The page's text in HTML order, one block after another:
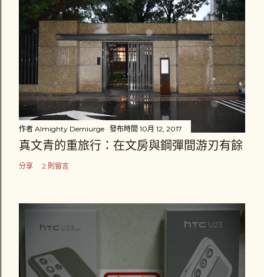
作者 Almighty Demiurge 發布時間 10月 12, 2017
真文青的重旅行：在文房與鋼彈間游刃有餘
分享 2 則留言